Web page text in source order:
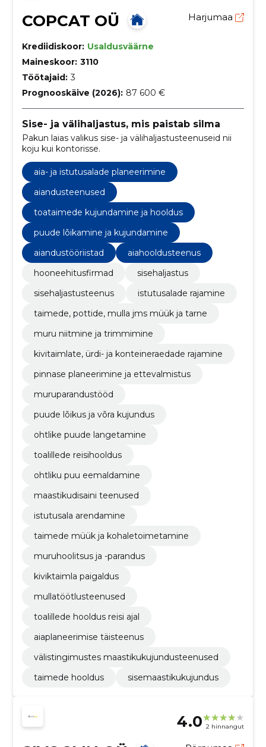
COPCAT OÜ Harjumaa
Krediidiskoor: Usaldusväärne
Maineskoor: 3110
Töötajaid: 3
Prognooskäive (2026): 87 600 €
Sise- ja välihaljastus, mis paistab silma
Pakun laias valikus sise- ja välihaljastusteenuseid nii
koju kui kontorisse.
aia- ja istutusalade planeerimine
aiandusteenused
toataimede kujundamine ja hooldus
puude lõikamine ja kujundamine
aiandustööriistad
aiahooldusteenus
hooneehitusfirmad
sisehaljastus
sisehaljastusteenus
istutusalade rajamine
taimede, pottide, mulla jms müük ja tarne
muru niitmine ja trimmimine
kivitaimlate, ürdi- ja konteineraedade rajamine
pinnase planeerimine ja ettevalmistus
muruparandustööd
puude lõikus ja võra kujundus
ohtlike puude langetamine
toalillede reisihooldus
ohtliku puu eemaldamine
maastikudisaini teenused
istutusala arendamine
taimede müük ja kohaletoimetamine
muruhoolitsus ja -parandus
kiviktaimla paigaldus
mullatöötlusteenused
toalillede hooldus reisi ajal
aiaplaneerimise täisteenus
välistingimustes maastikukujundusteenused
taimede hooldus
sisemaastikukujundus
4.0 2 hinnangut